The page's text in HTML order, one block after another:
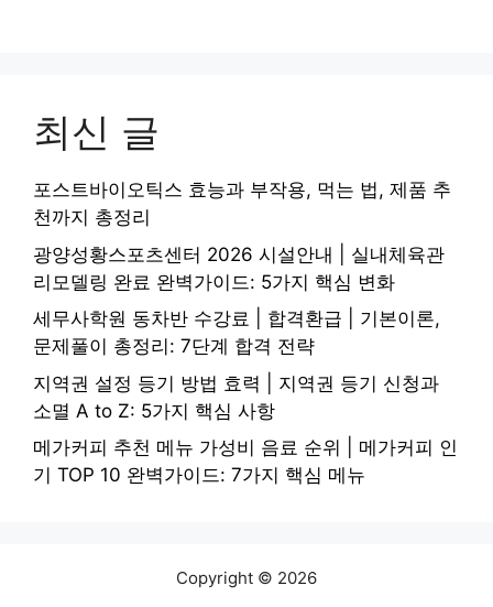
최신 글
포스트바이오틱스 효능과 부작용, 먹는 법, 제품 추
천까지 총정리
광양성황스포츠센터 2026 시설안내 | 실내체육관
리모델링 완료 완벽가이드: 5가지 핵심 변화
세무사학원 동차반 수강료 | 합격환급 | 기본이론,
문제풀이 총정리: 7단계 합격 전략
지역권 설정 등기 방법 효력 | 지역권 등기 신청과
소멸 A to Z: 5가지 핵심 사항
메가커피 추천 메뉴 가성비 음료 순위 | 메가커피 인
기 TOP 10 완벽가이드: 7가지 핵심 메뉴
Copyright © 2026